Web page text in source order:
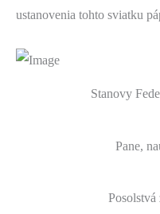
ustanovenia tohto sviatku
Stanovy
Pane,
Posolstvá